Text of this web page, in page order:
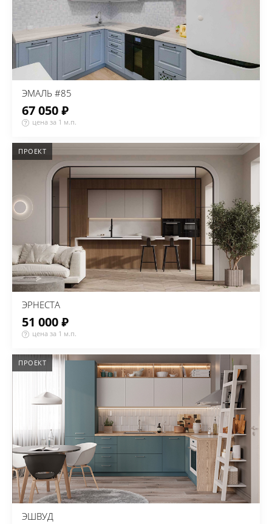
ЭМАЛЬ #85
67 050 ₽
цена за 1 м.п.
ПРОЕКТ
ЭРНЕСТА
51 000 ₽
цена за 1 м.п.
ПРОЕКТ
ЭШВУД